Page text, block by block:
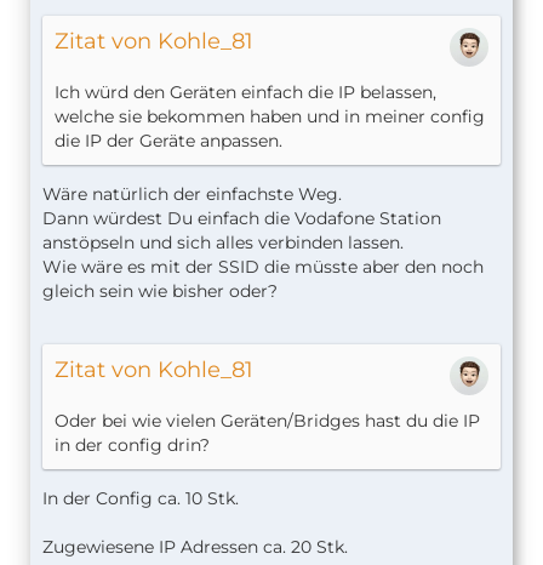
Zitat von Kohle_81
Ich würd den Geräten einfach die IP belassen,
welche sie bekommen haben und in meiner config
die IP der Geräte anpassen.
Wäre natürlich der einfachste Weg.
Dann würdest Du einfach die Vodafone Station
anstöpseln und sich alles verbinden lassen.
Wie wäre es mit der SSID die müsste aber den noch
gleich sein wie bisher oder?
Zitat von Kohle_81
Oder bei wie vielen Geräten/Bridges hast du die IP
in der config drin?
In der Config ca. 10 Stk.
Zugewiesene IP Adressen ca. 20 Stk.